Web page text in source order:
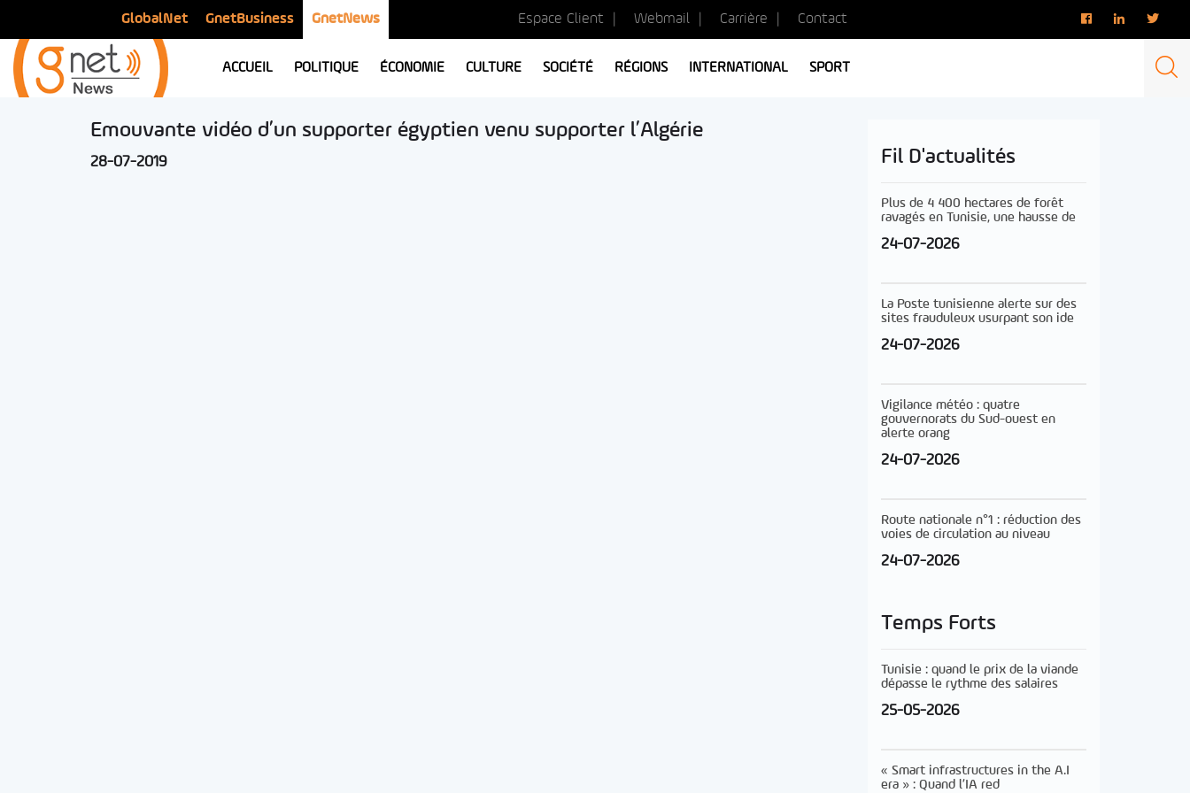
GlobalNet GnetBusiness GnetNews Espace Client Webmail Carrière Contact
ACCUEIL POLITIQUE ÉCONOMIE CULTURE SOCIÉTÉ RÉGIONS INTERNATIONAL SPORT
Emouvante vidéo d’un supporter égyptien venu supporter l’Algérie
28-07-2019 Fil D'actualités
Plus de 4 400 hectares de forêt
ravagés en Tunisie, une hausse de
24-07-2026
La Poste tunisienne alerte sur des
sites frauduleux usurpant son ide
24-07-2026
Vigilance météo : quatre
gouvernorats du Sud-ouest en
alerte orang
24-07-2026
Route nationale n°1 : réduction des
voies de circulation au niveau
24-07-2026
Temps Forts
Tunisie : quand le prix de la viande
dépasse le rythme des salaires
25-05-2026
« Smart infrastructures in the A.I
era » : Quand l’IA red